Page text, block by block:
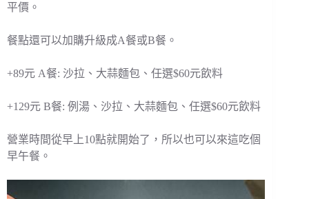
平價。
餐點還可以加購升級成A餐或B餐。
+89元 A餐: 沙拉、大蒜麵包、任選$60元飲料
+129元 B餐: 例湯、沙拉、大蒜麵包、任選$60元飲料
營業時間從早上10點就開始了，所以也可以來這吃個
早午餐。